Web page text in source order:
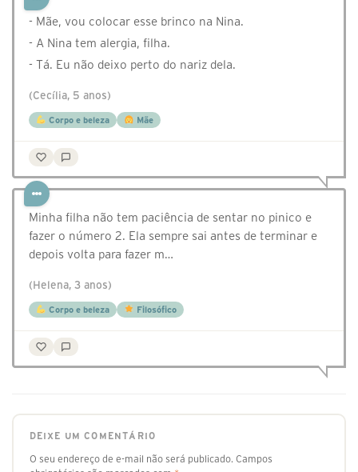
- Mãe, vou colocar esse brinco na Nina.
- A Nina tem alergia, filha.
- Tá. Eu não deixo perto do nariz dela.
(Cecília, 5 anos)
Corpo e beleza Mãe
Minha filha não tem paciência de sentar no pinico e
fazer o número 2. Ela sempre sai antes de terminar e
depois volta para fazer m…
(Helena, 3 anos)
Corpo e beleza Filosófico
DEIXE UM COMENTÁRIO
O seu endereço de e-mail não será publicado. Campos